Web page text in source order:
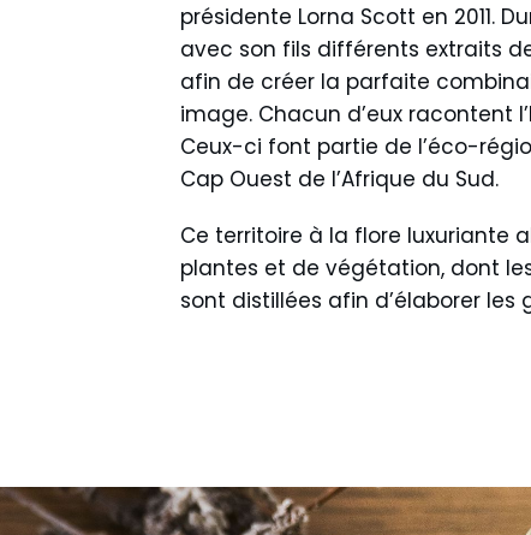
présidente Lorna Scott en 2011.
avec son fils différents extraits
afin de créer la parfaite
image. Chacun d’eux racontent
Ceux-ci font partie de l’éco-
Cap Ouest de l’Afrique du Sud.
Ce territoire à la flore luxuriante
plantes et de végétation, dont
sont distillées afin d’élaborer les